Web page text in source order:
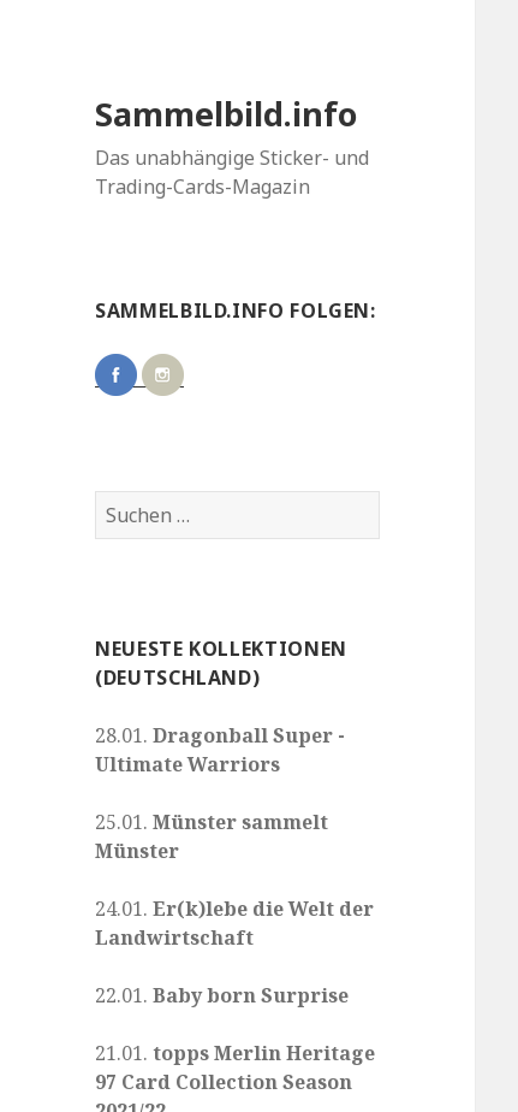
Sammelbild.info
Das unabhängige Sticker- und
Trading-Cards-Magazin
SAMMELBILD.INFO FOLGEN:
Suchen
nach:
NEUESTE KOLLEKTIONEN
(DEUTSCHLAND)
28.01.Dragonball Super -
Ultimate Warriors
25.01.Münster sammelt
Münster
24.01.Er(k)lebe die Welt der
Landwirtschaft
22.01.Baby born Surprise
21.01.topps Merlin Heritage
97 Card Collection Season